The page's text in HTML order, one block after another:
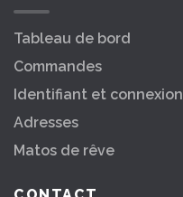
Tableau de bord
Commandes
Identifiant et connexion
Adresses
Matos de rêve